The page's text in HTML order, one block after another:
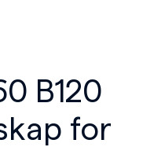
B120
for